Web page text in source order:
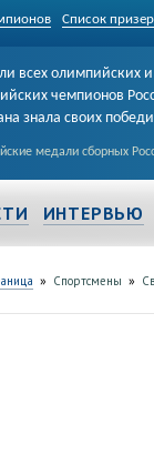
Список
всех олимпийских и
чемпионов
знала своих
медали сборных
ИНТЕРВЬЮ
» Спортсмены »